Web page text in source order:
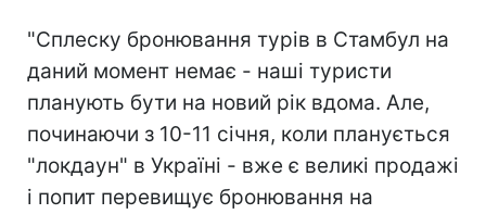
"Сплеску бронювання турів в Стамбул на
даний момент немає - наші туристи
планують бути на новий рік вдома. Але,
починаючи з 10-11 січня, коли планується
"локдаун" в Україні - вже є великі продажі
і попит перевищує бронювання на